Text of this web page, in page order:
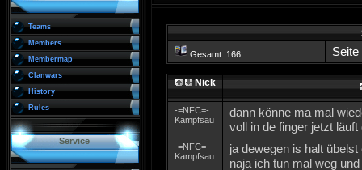
Teams
Members
Membermap
Clanwars
History
Rules
Service
Gesamt: 166 Seite
Nick
-=NFC=-
Kampfsau
dann könne ma mal
voll in de finger jetzt
-=NFC=-
Kampfsau
ja dewegen is halt
naja ich tun mal weg